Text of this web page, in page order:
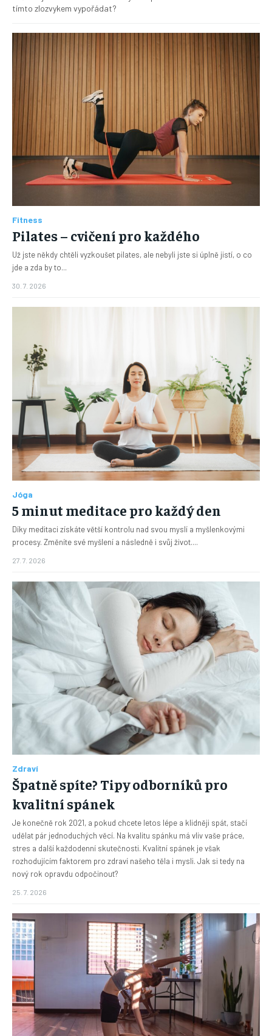
tímto zlozvykem vypořádat?
Fitness
Pilates – cvičení pro každého
Už jste někdy chtěli vyzkoušet pilates, ale nebyli jste si úplně jistí, o co
jde a zda by to...
30. 7. 2026
Jóga
5 minut meditace pro každý den
Díky meditaci získáte větší kontrolu nad svou myslí a myšlenkovými
procesy. Změníte své myšlení a následně i svůj život....
27. 7. 2026
Zdraví
Špatně spíte? Tipy odborníků pro
kvalitní spánek
Je konečně rok 2021, a pokud chcete letos lépe a klidněji spát, stačí
udělat pár jednoduchých věcí. Na kvalitu spánku má vliv vaše práce,
stres a další každodenní skutečnosti. Kvalitní spánek je však
rozhodujícím faktorem pro zdraví našeho těla i mysli. Jak si tedy na
nový rok opravdu odpočinout?
25. 7. 2026